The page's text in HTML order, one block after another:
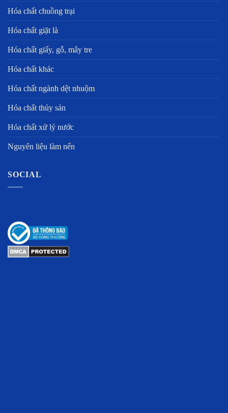
Hóa chất chuồng trại
Hóa chất giặt là
Hóa chất giấy, gỗ, mây tre
Hóa chất khác
Hóa chất ngành dệt nhuộm
Hóa chất thủy sản
Hóa chất xử lý nước
Nguyên liệu làm nến
SOCIAL